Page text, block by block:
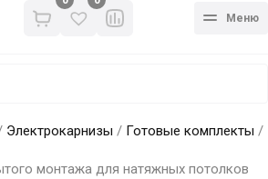
Меню
Электрокарнизы / Готовые комплекты /
монтажа для натяжных потолков